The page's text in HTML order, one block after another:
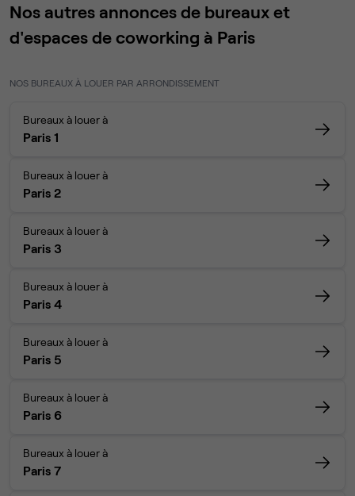
Nos autres annonces de bureaux et
d'espaces de coworking à Paris
NOS BUREAUX À LOUER PAR ARRONDISSEMENT
Bureaux à louer à
Paris 1
Bureaux à louer à
Paris 2
Bureaux à louer à
Paris 3
Bureaux à louer à
Paris 4
Bureaux à louer à
Paris 5
Bureaux à louer à
Paris 6
Bureaux à louer à
Paris 7